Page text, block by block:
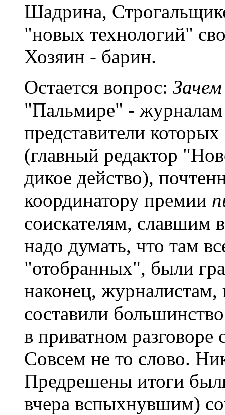
Шадрина,
"новых технологий"
Хозяин - барин.
Остается вопрос:
"Пальмире" -
представители
(главный редактор
дикое действо),
координатору премии
соискателям, славшим
надо думать, что там
"отобранных", были
наконец, журналистам,
составили
в приватном
Совсем не то слово.
Предрешены итоги
вчера вспыхнувшим)